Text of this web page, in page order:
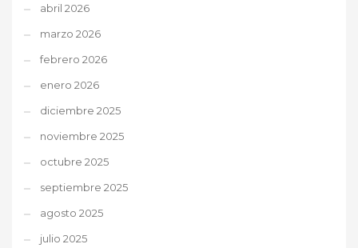
abril 2026
marzo 2026
febrero 2026
enero 2026
diciembre 2025
noviembre 2025
octubre 2025
septiembre 2025
agosto 2025
julio 2025